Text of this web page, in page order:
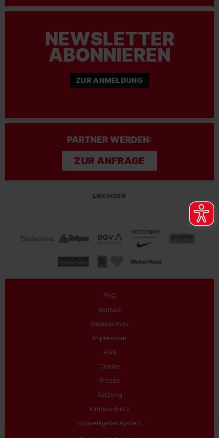
NEWSLETTER
ABONNIEREN
ZUR ANMELDUNG
PARTNER WERDEN:
ZUR ANFRAGE
FAQ
Kontakt
Datenschutz
Impressum
AGB
Cookie
Presse
Satzung
Kinderschutz
Hinweisgebersystem